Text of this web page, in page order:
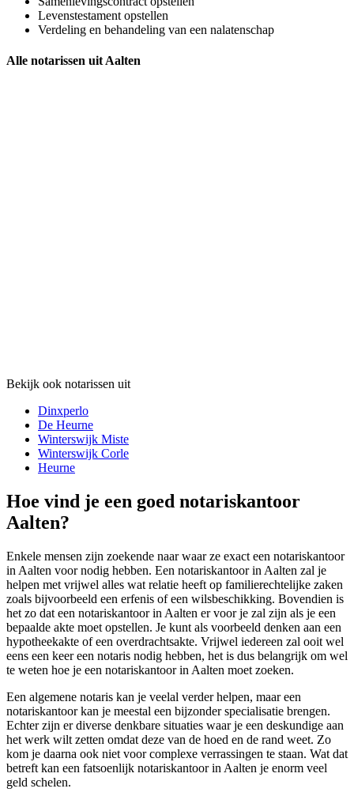
Levenstestament opstellen
Verdeling en behandeling van een nalatenschap
Alle notarissen uit Aalten
Bekijk ook notarissen uit
Dinxperlo
De Heurne
Winterswijk Miste
Winterswijk Corle
Heurne
Hoe vind je een goed notariskantoor
Aalten?
Enkele mensen zijn zoekende naar waar ze exact een notariskantoor
in Aalten voor nodig hebben. Een notariskantoor in Aalten zal je
helpen met vrijwel alles wat relatie heeft op familierechtelijke zaken
zoals bijvoorbeeld een erfenis of een wilsbeschikking. Bovendien is
het zo dat een notariskantoor in Aalten er voor je zal zijn als je een
bepaalde akte moet opstellen. Je kunt als voorbeeld denken aan een
hypotheekakte of een overdrachtsakte. Vrijwel iedereen zal ooit wel
eens een keer een notaris nodig hebben, het is dus belangrijk om wel
te weten hoe je een notariskantoor in Aalten moet zoeken.
Een algemene notaris kan je veelal verder helpen, maar een
notariskantoor kan je meestal een bijzonder specialisatie brengen.
Echter zijn er diverse denkbare situaties waar je een deskundige aan
het werk wilt zetten omdat deze van de hoed en de rand weet. Zo
kom je daarna ook niet voor complexe verrassingen te staan. Wat dat
betreft kan een fatsoenlijk notariskantoor in Aalten je enorm veel
geld schelen.